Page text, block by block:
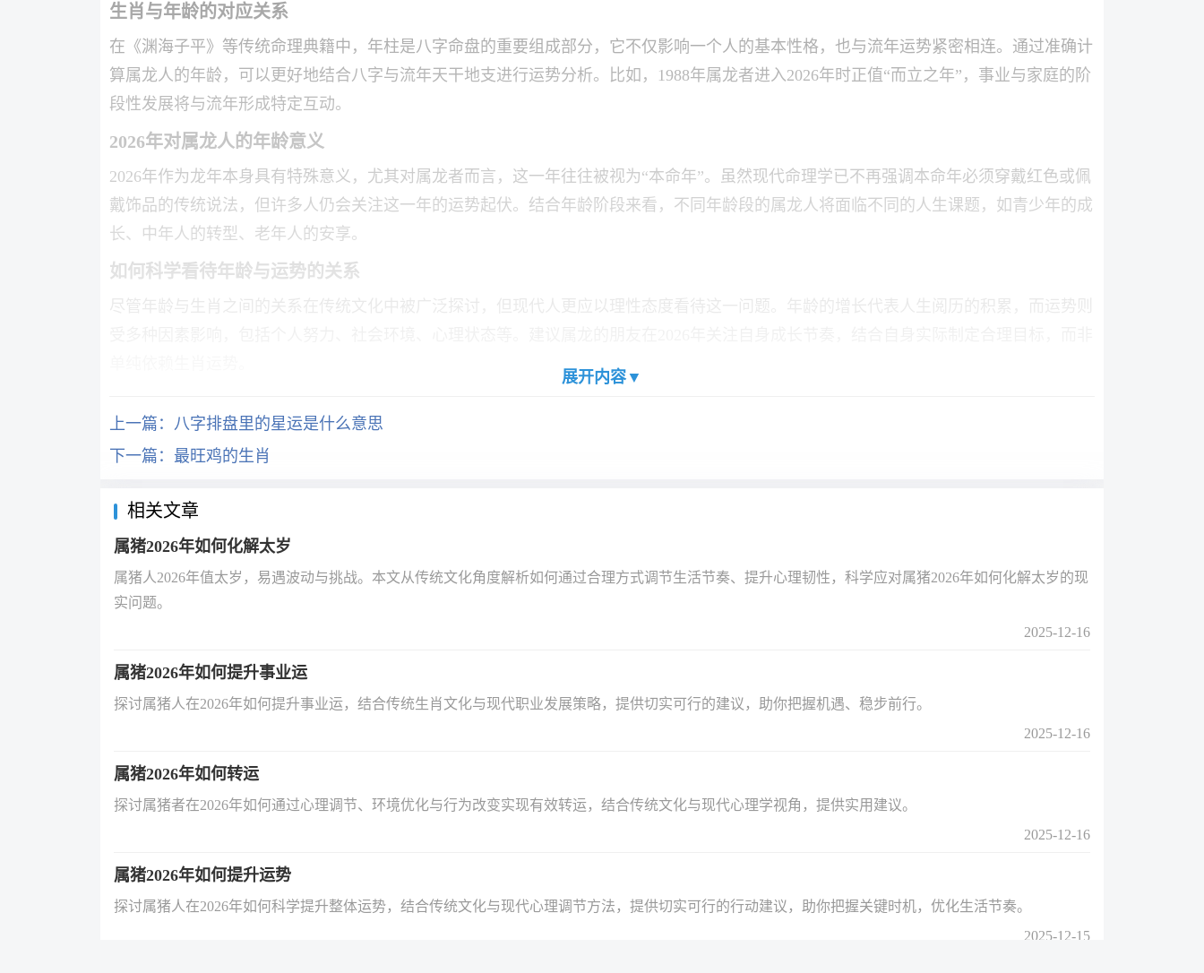
生肖与年龄的对应关系
在《渊海子平》等传统命理典籍中，年柱是八字命盘的重要组成部分，它不仅影响一个人的基本性格，也与流年运势紧密相连。通过准确计
算属龙人的年龄，可以更好地结合八字与流年天干地支进行运势分析。比如，1988年属龙者进入2026年时正值“而立之年”，事业与家庭的阶
段性发展将与流年形成特定互动。
2026年对属龙人的年龄意义
2026年作为龙年本身具有特殊意义，尤其对属龙者而言，这一年往往被视为“本命年”。虽然现代命理学已不再强调本命年必须穿戴红色或佩
戴饰品的传统说法，但许多人仍会关注这一年的运势起伏。结合年龄阶段来看，不同年龄段的属龙人将面临不同的人生课题，如青少年的成
长、中年人的转型、老年人的安享。
如何科学看待年龄与运势的关系
展开内容▼
上一篇： 八字排盘里的星运是什么意思
下一篇： 最旺鸡的生肖
相关文章
属猪2026年如何化解太岁
属猪人2026年值太岁，易遇波动与挑战。本文从传统文化角度解析如何通过合理方式调节生活节奏、提升心理韧性，科学应对属猪2026年如何化解太岁的现
实问题。
2025-12-16
属猪2026年如何提升事业运
探讨属猪人在2026年如何提升事业运，结合传统生肖文化与现代职业发展策略，提供切实可行的建议，助你把握机遇、稳步前行。
2025-12-16
属猪2026年如何转运
探讨属猪者在2026年如何通过心理调节、环境优化与行为改变实现有效转运，结合传统文化与现代心理学视角，提供实用建议。
2025-12-16
属猪2026年如何提升运势
探讨属猪人在2026年如何科学提升整体运势，结合传统文化与现代心理调节方法，提供切实可行的行动建议，助你把握关键时机，优化生活节奏。
2025-12-15